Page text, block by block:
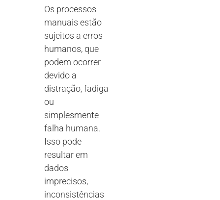
Os processos
manuais estão
sujeitos a erros
humanos, que
podem ocorrer
devido a
distração, fadiga
ou
simplesmente
falha humana.
Isso pode
resultar em
dados
imprecisos,
inconsistências